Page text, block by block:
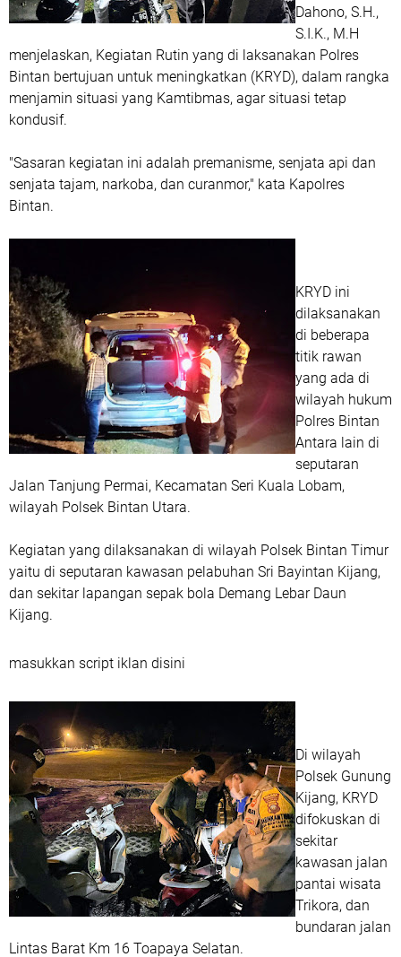
Dahono, S.H.,
S.I.K., M.H
menjelaskan, Kegiatan Rutin yang di laksanakan Polres
Bintan bertujuan untuk meningkatkan (KRYD), dalam rangka
menjamin situasi yang Kamtibmas, agar situasi tetap
kondusif.
"Sasaran kegiatan ini adalah premanisme, senjata api dan
senjata tajam, narkoba, dan curanmor," kata Kapolres
Bintan.
KRYD ini
dilaksanakan
di beberapa
titik rawan
yang ada di
wilayah hukum
Polres Bintan
Antara lain di
seputaran
Jalan Tanjung Permai, Kecamatan Seri Kuala Lobam,
wilayah Polsek Bintan Utara.
Kegiatan yang dilaksanakan di wilayah Polsek Bintan Timur
yaitu di seputaran kawasan pelabuhan Sri Bayintan Kijang,
dan sekitar lapangan sepak bola Demang Lebar Daun
Kijang.
masukkan script iklan disini
Di wilayah
Polsek Gunung
Kijang, KRYD
difokuskan di
sekitar
kawasan jalan
pantai wisata
Trikora, dan
bundaran jalan
Lintas Barat Km 16 Toapaya Selatan.